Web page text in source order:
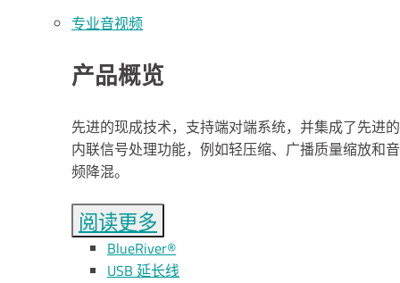
专业音视频
产品概览
先进的现成技术，支持端对端系统，并集成了先进的
内联信号处理功能，例如轻压缩、广播质量缩放和音
频降混。
阅读更多
BlueRiver®
USB 延长线